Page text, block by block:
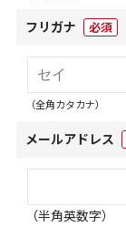
フリガナ 必須
（全角カタカナ）
メールアドレス
（半角英数字）